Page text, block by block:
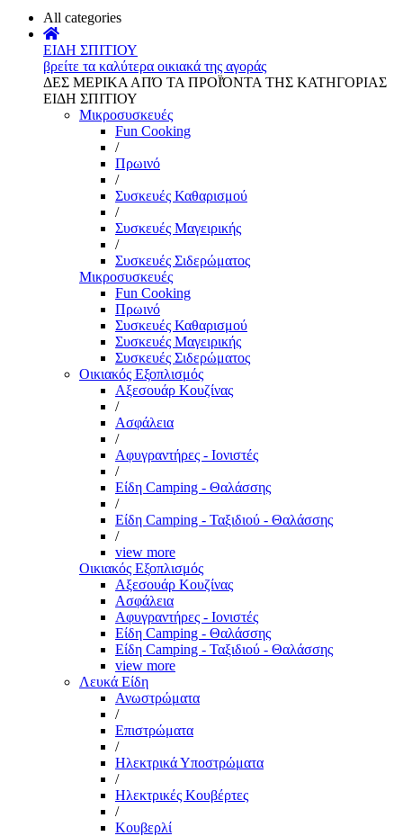
All categories
ΕΙΔΗ ΣΠΙΤΙΟΥ
βρείτε τα καλύτερα οικιακά της αγοράς
ΔΕΣ ΜΕΡΙΚΑ ΑΠΌ ΤΑ ΠΡΟΪΌΝΤΑ ΤΗΣ ΚΑΤΗΓΟΡΙΑΣ
ΕΙΔΗ ΣΠΙΤΙΟΥ
Μικροσυσκευές
Fun Cooking
/
Πρωινό
/
Συσκευές Καθαρισμού
/
Συσκευές Μαγειρικής
/
Συσκευές Σιδερώματος
Μικροσυσκευές
Fun Cooking
Πρωινό
Συσκευές Καθαρισμού
Συσκευές Μαγειρικής
Συσκευές Σιδερώματος
Οικιακός Εξοπλισμός
Αξεσουάρ Κουζίνας
/
Ασφάλεια
/
Αφυγραντήρες - Ιονιστές
/
Είδη Camping - Θαλάσσης
/
Είδη Camping - Ταξιδιού - Θαλάσσης
/
view more
Οικιακός Εξοπλισμός
Αξεσουάρ Κουζίνας
Ασφάλεια
Αφυγραντήρες - Ιονιστές
Είδη Camping - Θαλάσσης
Είδη Camping - Ταξιδιού - Θαλάσσης
view more
Λευκά Είδη
Ανωστρώματα
/
Επιστρώματα
/
Ηλεκτρικά Υποστρώματα
/
Ηλεκτρικές Κουβέρτες
/
Κουβερλί